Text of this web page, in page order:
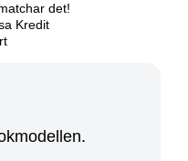
det!
Kredit